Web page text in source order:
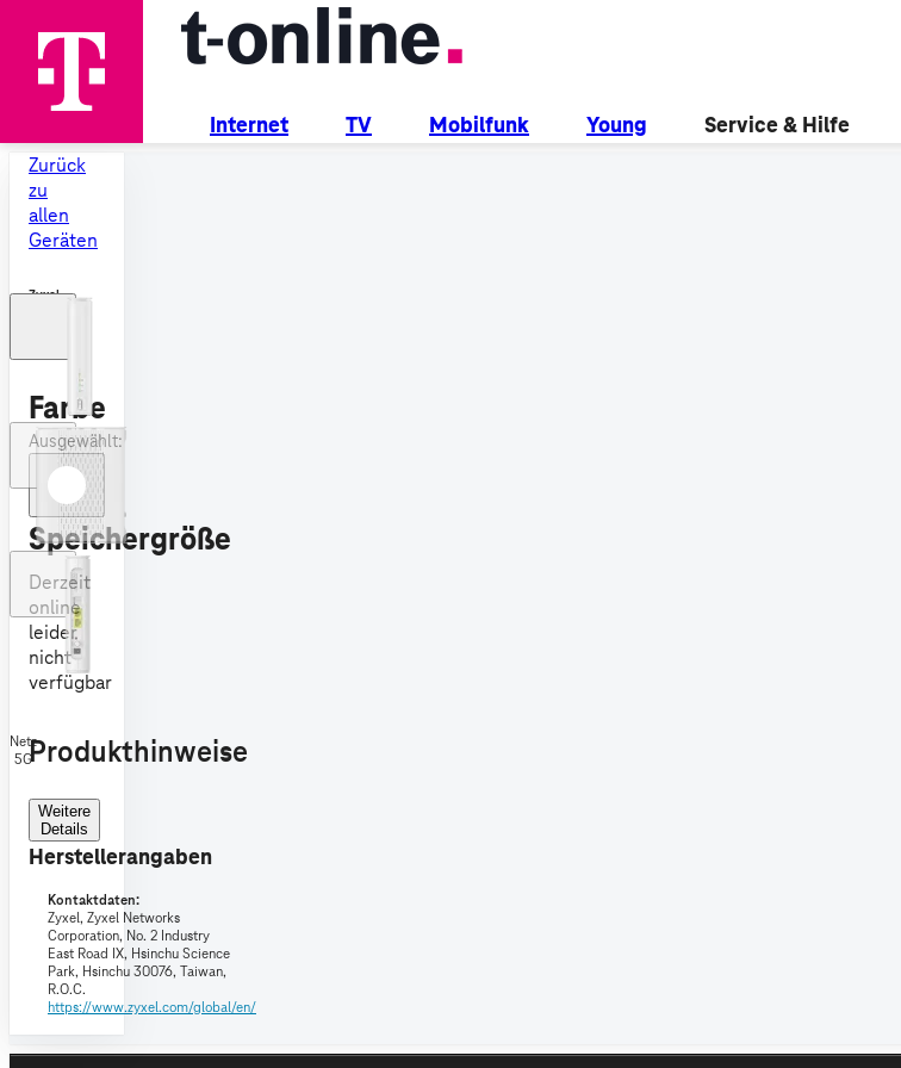
Internet TV Mobilfunk Young Service & Hilfe
Netz
5G
Zurück
zu
allen
Geräten
Zyxel
Farbe
Ausgewählt:
Speichergröße
Derzeit
online
leider
nicht
verfügbar
Produkthinweise
Weitere
Details
Herstellerangaben
Kontaktdaten:
Zyxel, Zyxel Networks
Corporation, No. 2 Industry
East Road IX, Hsinchu Science
Park, Hsinchu 30076, Taiwan,
R.O.C.
https://www.zyxel.com/global/en/